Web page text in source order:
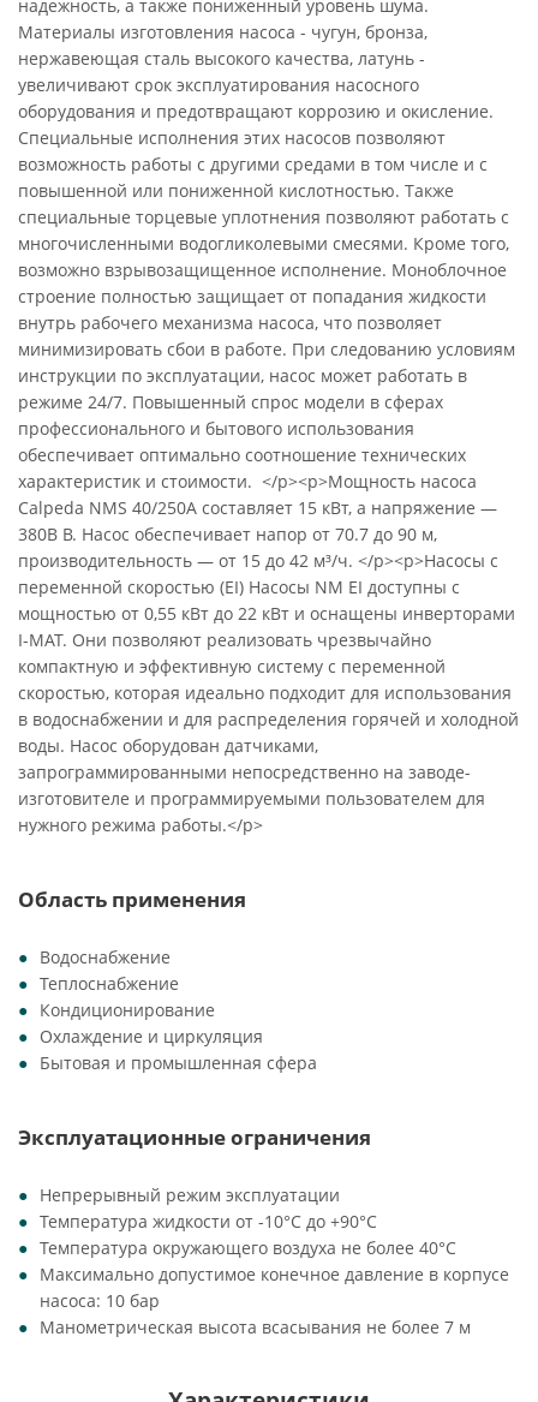
надежность, а также пониженный уровень шума.
Материалы изготовления насоса - чугун, бронза,
нержавеющая сталь высокого качества, латунь -
увеличивают срок эксплуатирования насосного
оборудования и предотвращают коррозию и окисление.
Специальные исполнения этих насосов позволяют
возможность работы с другими средами в том числе и с
повышенной или пониженной кислотностью. Также
специальные торцевые уплотнения позволяют работать с
многочисленными водогликолевыми смесями. Кроме того,
возможно взрывозащищенное исполнение. Моноблочное
строение полностью защищает от попадания жидкости
внутрь рабочего механизма насоса, что позволяет
минимизировать сбои в работе. При следованию условиям
инструкции по эксплуатации, насос может работать в
режиме 24/7. Повышенный спрос модели в сферах
профессионального и бытового использования
обеспечивает оптимально соотношение технических
характеристик и стоимости. </p><p>Мощность насоса
Calpeda NMS 40/250A составляет 15 кВт, а напряжение —
380В В. Насос обеспечивает напор от 70.7 до 90 м,
производительность — от 15 до 42 м³/ч. </p><p>Насосы с
переменной скоростью (EI) Насосы NM EI доступны с
мощностью от 0,55 кВт до 22 кВт и оснащены инверторами
I-MAT. Они позволяют реализовать чрезвычайно
компактную и эффективную систему с переменной
скоростью, которая идеально подходит для использования
в водоснабжении и для распределения горячей и холодной
воды. Насос оборудован датчиками,
запрограммированными непосредственно на заводе-
изготовителе и программируемыми пользователем для
нужного режима работы.</p>
Область применения
Водоснабжение
Теплоснабжение
Кондиционирование
Охлаждение и циркуляция
Бытовая и промышленная сфера
Эксплуатационные ограничения
Непрерывный режим эксплуатации
Температура жидкости от -10°C до +90°C
Температура окружающего воздуха не более 40°C
Максимально допустимое конечное давление в корпусе
насоса: 10 бар
Манометрическая высота всасывания не более 7 м